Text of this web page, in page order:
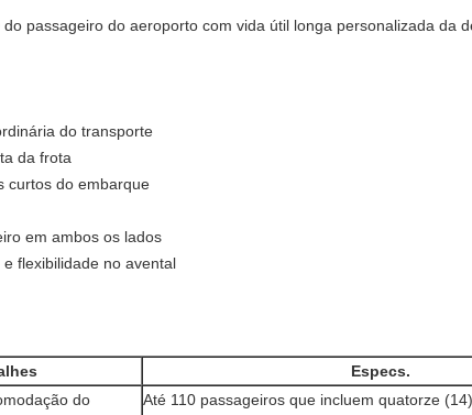
do passageiro do aeroporto com vida útil longa personalizada da
do transporte
da frota
curtos do embarque
em ambos os lados
flexibilidade no avental
Especs.
do
Até 110 passageiros que incluem quatorze